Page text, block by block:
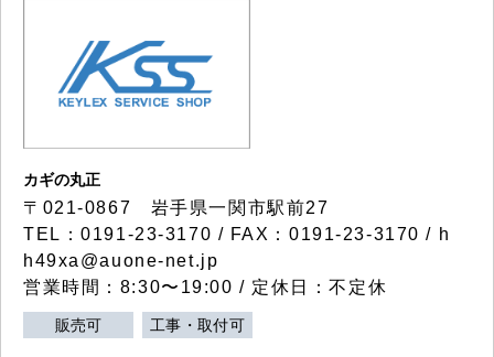
カギの丸正
〒021-0867 岩手県一関市駅前27
TEL：0191-23-3170 / FAX：0191-23-3170 / h
h49xa@auone-net.jp
営業時間：8:30〜19:00 / 定休日：不定休
販売可 工事・取付可